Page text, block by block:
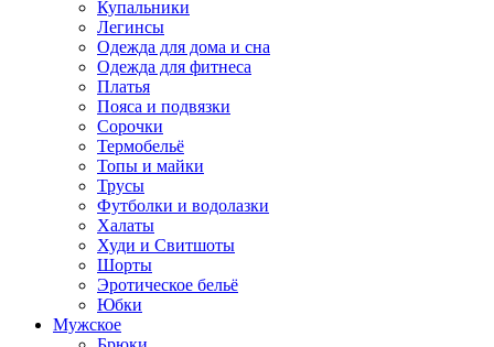
Купальники
Легинсы
Одежда для дома и сна
Одежда для фитнеса
Платья
Пояса и подвязки
Сорочки
Термобельё
Топы и майки
Трусы
Футболки и водолазки
Халаты
Худи и Свитшоты
Шорты
Эротическое бельё
Юбки
Мужское